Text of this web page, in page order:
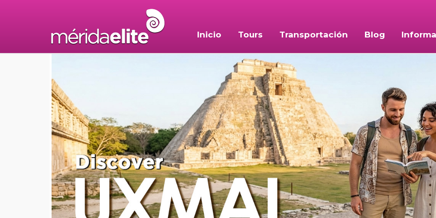
Inicio Tours Transportación Blog